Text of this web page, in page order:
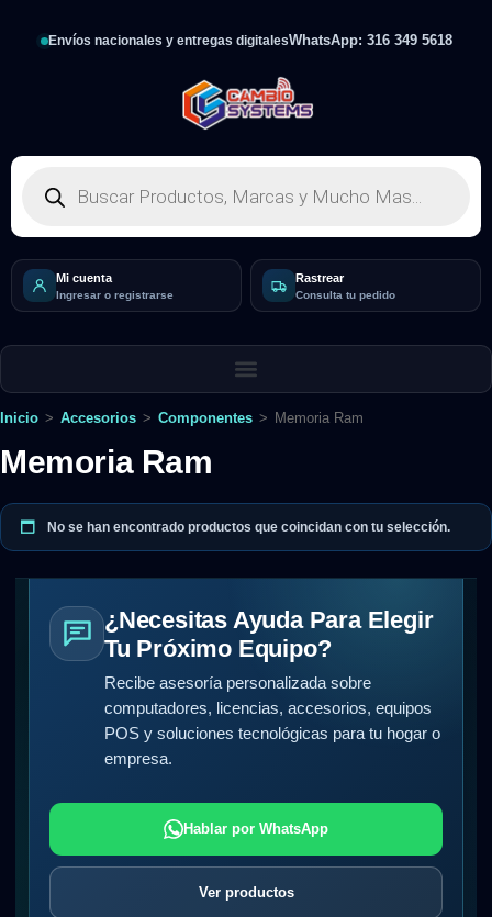
Envíos nacionales y entregas digitalesWhatsApp: 316 349 5618
Mi cuenta
Ingresar o registrarse
Rastrear
Consulta tu pedido
Inicio > Accesorios > Componentes > Memoria Ram
Memoria Ram
No se han encontrado productos que coincidan con tu selección.
¿Necesitas Ayuda Para Elegir
Tu Próximo Equipo?
Recibe asesoría personalizada sobre
computadores, licencias, accesorios, equipos
POS y soluciones tecnológicas para tu hogar o
empresa.
Hablar por WhatsApp
Ver productos